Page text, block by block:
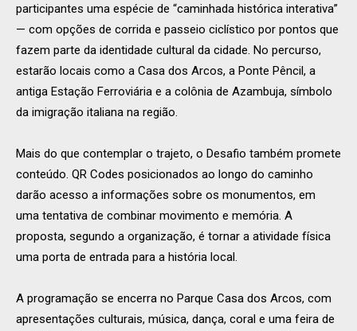
participantes uma espécie de “caminhada histórica interativa”
— com opções de corrida e passeio ciclístico por pontos que
fazem parte da identidade cultural da cidade. No percurso,
estarão locais como a Casa dos Arcos, a Ponte Pêncil, a
antiga Estação Ferroviária e a colônia de Azambuja, símbolo
da imigração italiana na região.
Mais do que contemplar o trajeto, o Desafio também promete
conteúdo. QR Codes posicionados ao longo do caminho
darão acesso a informações sobre os monumentos, em
uma tentativa de combinar movimento e memória. A
proposta, segundo a organização, é tornar a atividade física
uma porta de entrada para a história local.
A programação se encerra no Parque Casa dos Arcos, com
apresentações culturais, música, dança, coral e uma feira de